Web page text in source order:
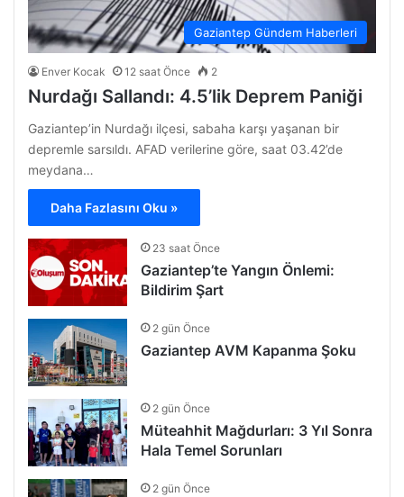
Gaziantep Gündem Haberleri
Enver Kocak 12 saat Önce 2
Nurdağı Sallandı: 4.5’lik Deprem Paniği
Gaziantep’in Nurdağı ilçesi, sabaha karşı yaşanan bir
depremle sarsıldı. AFAD verilerine göre, saat 03.42’de
meydana…
Daha Fazlasını Oku »
23 saat Önce
Gaziantep’te Yangın Önlemi:
Bildirim Şart
2 gün Önce
Gaziantep AVM Kapanma Şoku
2 gün Önce
Müteahhit Mağdurları: 3 Yıl Sonra
Hala Temel Sorunları
2 gün Önce